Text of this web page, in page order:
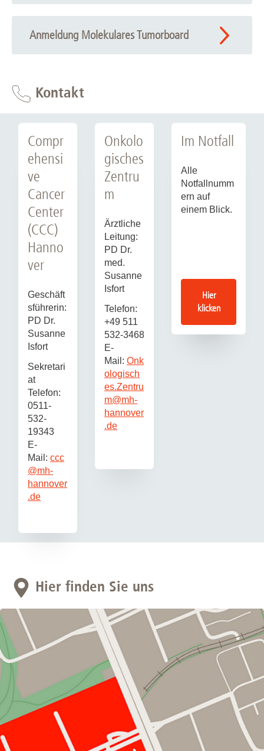
Anmeldung Molekulares Tumorboard
Kontakt
Compr
ehensi
ve
Cancer
Center
(CCC)
Hanno
ver
Geschäft
sführerin:
PD Dr.
Susanne
Isfort
Sekretari
at
Telefon:
0511-
532-
19343
E-
Mail: ccc
@mh-
hannover
.de
Onkolo
gisches
Zentru
m
Ärztliche
Leitung:
PD Dr.
med.
Susanne
Isfort
Telefon:
+49 511
532-3468
E-
Mail: Onk
ologisch
es.Zentru
m@mh-
hannover
.de
Im Notfall
Alle
Notfallnumm
ern auf
einem Blick.
Hier
klicken
Hier finden Sie uns